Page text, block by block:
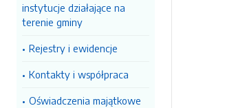
instytucje działające na
terenie gminy
Rejestry i ewidencje
Kontakty i współpraca
Oświadczenia majątkowe